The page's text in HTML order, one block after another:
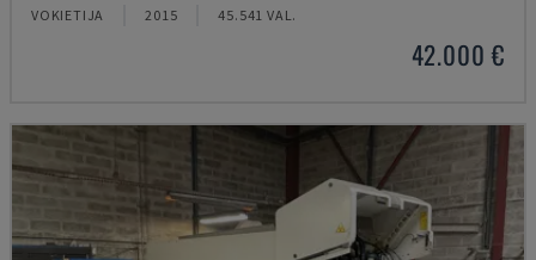
VOKIETIJA 2015 45.541 VAL.
42.000 €